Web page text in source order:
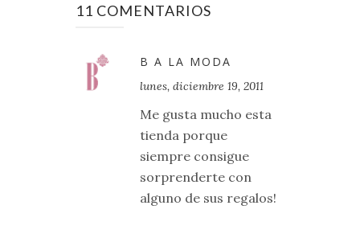
11 COMENTARIOS
B A LA MODA
lunes, diciembre 19, 2011
Me gusta mucho esta
tienda porque
siempre consigue
sorprenderte con
alguno de sus regalos!